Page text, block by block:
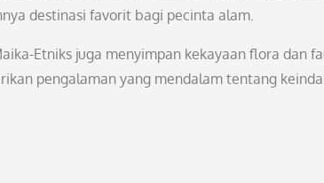
destinasi favorit bagi pecinta alam.
Etniks juga menyimpan kekayaan flora dan
pengalaman yang mendalam tentang